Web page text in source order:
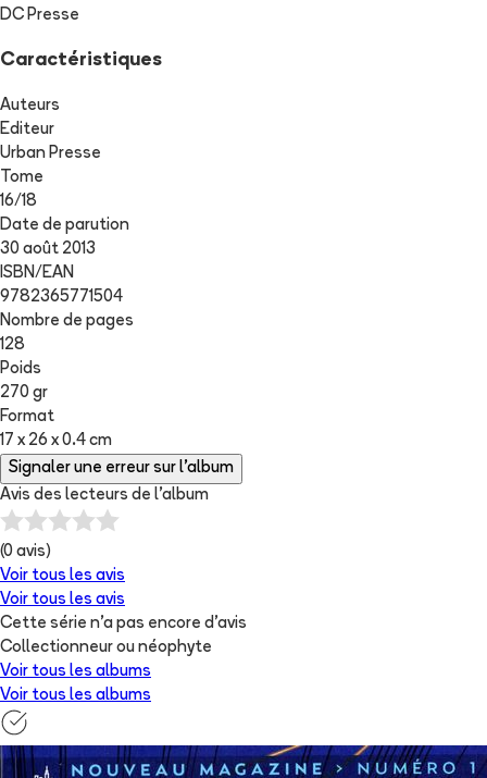
DC Presse
Caractéristiques
Auteurs
Editeur
Urban Presse
Tome
16/18
Date de parution
30 août 2013
ISBN/EAN
9782365771504
Nombre de pages
128
Poids
270 gr
Format
17 x 26 x 0.4 cm
Signaler une erreur sur l'album
Avis des lecteurs de l'album
(0 avis)
Voir tous les avis
Voir tous les avis
Cette série n'a pas encore d'avis
Collectionneur ou néophyte
Voir tous les albums
Voir tous les albums